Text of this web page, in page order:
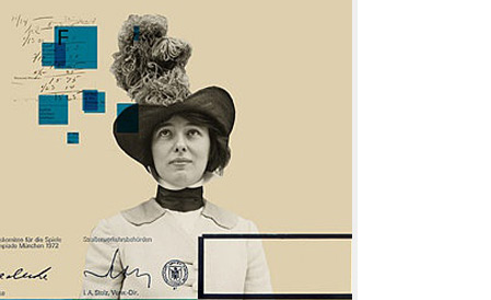
Photoshop动作
进行设计处理时用的最多最广泛的应该就是
。对于这个优秀的软件不仅仅所有的专…